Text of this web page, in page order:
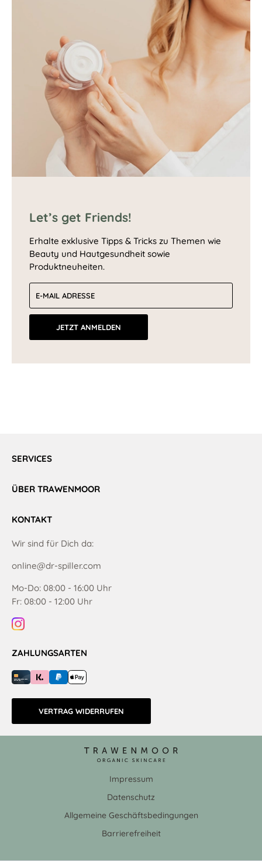
Let’s get Friends!
Erhalte exklusive Tipps & Tricks zu Themen wie
Beauty und Hautgesundheit sowie
Produktneuheiten.
JETZT ANMELDEN
SERVICES
ÜBER TRAWENMOOR
KONTAKT
Wir sind für Dich da:
online@dr-spiller.com
Mo-Do: 08:00 - 16:00 Uhr
Fr: 08:00 - 12:00 Uhr
ZAHLUNGSARTEN
VERTRAG WIDERRUFEN
Impressum
Datenschutz
Allgemeine Geschäftsbedingungen
Barrierefreiheit